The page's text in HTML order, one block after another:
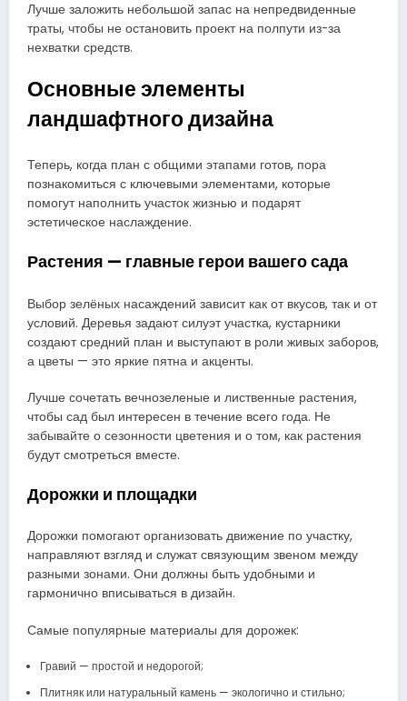
Лучше заложить небольшой запас на непредвиденные
траты, чтобы не остановить проект на полпути из-за
нехватки средств.
Основные элементы
ландшафтного дизайна
Теперь, когда план с общими этапами готов, пора
познакомиться с ключевыми элементами, которые
помогут наполнить участок жизнью и подарят
эстетическое наслаждение.
Растения — главные герои вашего сада
Выбор зелёных насаждений зависит как от вкусов, так и от
условий. Деревья задают силуэт участка, кустарники
создают средний план и выступают в роли живых заборов,
а цветы — это яркие пятна и акценты.
Лучше сочетать вечнозеленые и лиственные растения,
чтобы сад был интересен в течение всего года. Не
забывайте о сезонности цветения и о том, как растения
будут смотреться вместе.
Дорожки и площадки
Дорожки помогают организовать движение по участку,
направляют взгляд и служат связующим звеном между
разными зонами. Они должны быть удобными и
гармонично вписываться в дизайн.
Самые популярные материалы для дорожек:
Гравий — простой и недорогой;
Плитняк или натуральный камень — экологично и стильно;